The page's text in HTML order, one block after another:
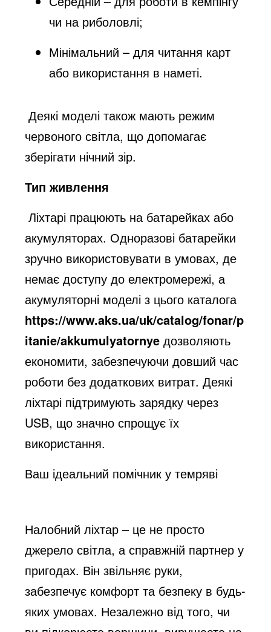
чи на риболовлі;
Мінімальний – для читання карт
або використання в наметі.
Деякі моделі також мають режим
червоного світла, що допомагає
зберігати нічний зір.
Тип живлення
Ліхтарі працюють на батарейках або
акумуляторах. Одноразові батарейки
зручно використовувати в умовах, де
немає доступу до електромережі, а
акумуляторні моделі з цього каталога
https://www.aks.ua/uk/catalog/fonar/p
itanie/akkumulyatornye дозволяють
економити, забезпечуючи довший час
роботи без додаткових витрат. Деякі
ліхтарі підтримують зарядку через
USB, що значно спрощує їх
використання.
Ваш ідеальний помічник у темряві
Налобний ліхтар – це не просто
джерело світла, а справжній партнер у
пригодах. Він звільняє руки,
забезпечує комфорт та безпеку в будь-
яких умовах. Незалежно від того, чи